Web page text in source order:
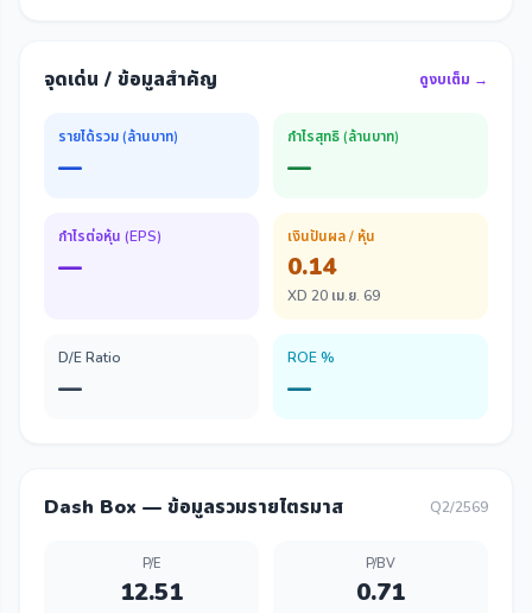
จุดเด่น / ข้อมูลสำคัญ ดูงบเต็ม →
รายได้รวม (ล้านบาท)
—
กำไรสุทธิ (ล้านบาท)
—
กำไรต่อหุ้น (EPS)
—
เงินปันผล / หุ้น
0.14
XD 20 เม.ย. 69
D/E Ratio
—
ROE %
—
Dash Box — ข้อมูลรวมรายไตรมาส Q2/2569
P/E
12.51
P/BV
0.71